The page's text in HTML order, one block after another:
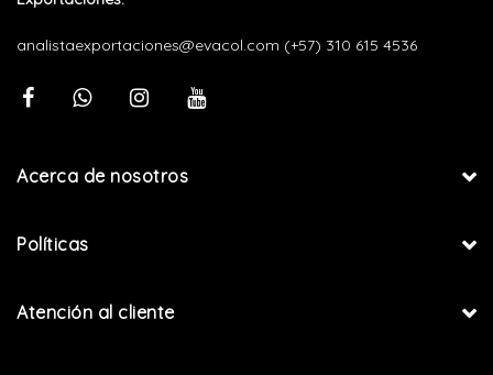
analistaexportaciones@evacol.com (+57) 310 615 4536
Acerca de nosotros
Políticas
Atención al cliente